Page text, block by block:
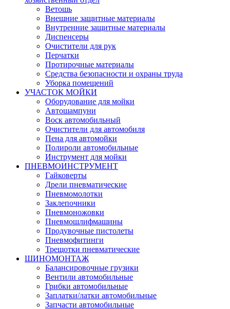
Ветошь
Внешние защитные материалы
Внутренние защитные материалы
Диспенсеры
Очистители для рук
Перчатки
Протирочные материалы
Средства безопасности и охраны труда
Уборка помещений
УЧАСТОК МОЙКИ
Оборудование для мойки
Автошампуни
Воск автомобильный
Очистители для автомобиля
Пена для автомойки
Полироли автомобильные
Инструмент для мойки
ПНЕВМОИНСТРУМЕНТ
Гайковерты
Дрели пневматические
Пневмомолотки
Заклепочники
Пневмоножовки
Пневмошлифмашины
Продувочные пистолеты
Пневмофитинги
Трещотки пневматические
ШИНОМОНТАЖ
Балансировочные грузики
Вентили автомобильные
Грибки автомобильные
Заплатки/латки автомобильные
Запчасти автомобильные